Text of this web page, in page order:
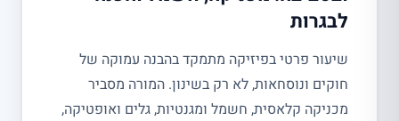
לבגרות
שיעור פרטי בפיזיקה מתמקד בהבנה עמוקה של
חוקים ונוסחאות, לא רק בשינון. המורה מסביר
מכניקה קלאסית, חשמל ומגנטיות, גלים ואופטיקה,